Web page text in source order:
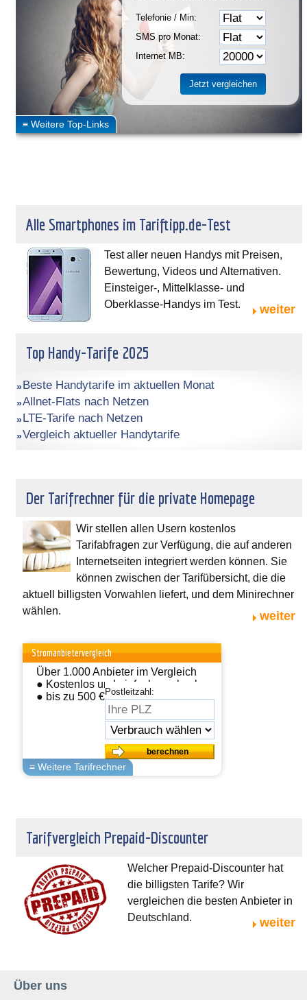
Telefonie / Min:
SMS pro Monat:
Internet MB:
Alle Smartphones im Tariftipp.de-Test
Test aller neuen Handys mit Preisen,
Bewertung, Videos und Alternativen.
Einsteiger-, Mittelklasse- und
Oberklasse-Handys im Test.
weiter
Top Handy-Tarife 2025
Beste Handytarife im aktuellen Monat
Allnet-Flats nach Netzen
LTE-Tarife nach Netzen
Vergleich aktueller Handytarife
Der Tarifrechner für die private Homepage
Wir stellen allen Usern kostenlos
Tarifabfragen zur Verfügung, die auf anderen
Internetseiten integriert werden können. Sie
können zwischen der Tarifübersicht, die die
aktuell billigsten Vorwahlen liefert, und dem Minirechner
wählen.
weiter
Stromanbietervergleich
Über 1.000 Anbieter im Vergleich
● Kostenlos und einfach wechseln
● bis zu 500 € sparen
Postleitzahl:
Tarifvergleich Prepaid-Discounter
Welcher Prepaid-Discounter hat
die billigsten Tarife? Wir
vergleichen die besten Anbieter in
Deutschland.
weiter
Über uns